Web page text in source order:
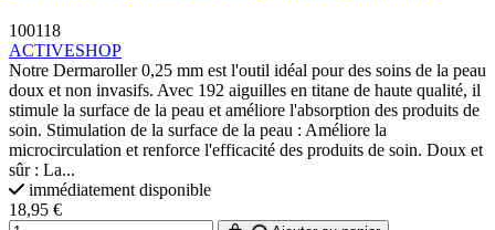
100118
ACTIVESHOP
Notre Dermaroller 0,25 mm est l'outil idéal pour des soins de la peau
doux et non invasifs. Avec 192 aiguilles en titane de haute qualité, il
stimule la surface de la peau et améliore l'absorption des produits de
soin. Stimulation de la surface de la peau : Améliore la
microcirculation et renforce l'efficacité des produits de soin. Doux et
sûr : La...
immédiatement disponible
18,95 €